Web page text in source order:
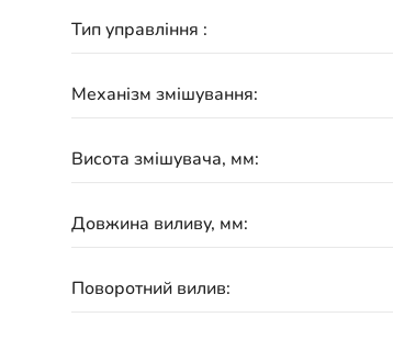
Тип управління :
Механізм змішування:
Висота змішувача, мм:
Довжина виливу, мм:
Поворотний вилив: